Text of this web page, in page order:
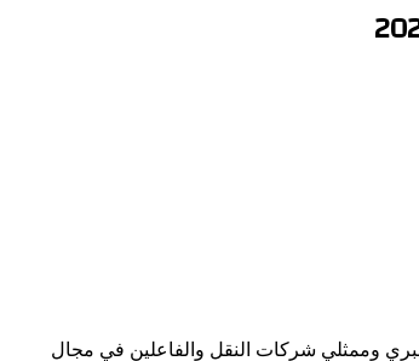
وممثلي شركات النقل والفاعلين في مجال